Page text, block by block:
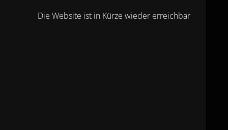
Die Website ist in Kürze wieder erreichbar